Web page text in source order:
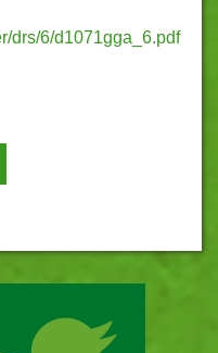
drs/6/d1071gga_6.pdf